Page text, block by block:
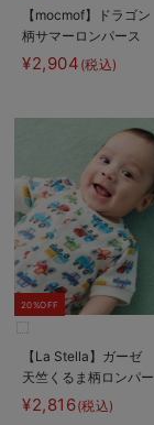
【mocmof】ドラゴン
柄サマーロンパース
¥2,904 (税込)
20%OFF
【La Stella】ガーゼ
天竺くるま柄ロンパー
ス
¥2,816(税込)